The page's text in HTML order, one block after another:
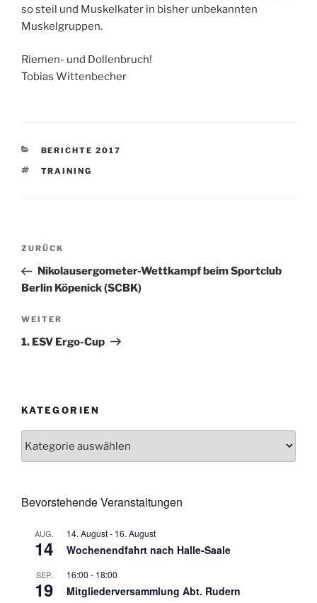
so steil und Muskelkater in bisher unbekannten
Muskelgruppen.
Riemen- und Dollenbruch!
Tobias Wittenbecher
KATEGORIEN
BERICHTE 2017
SCHLAGWÖRTER
TRAINING
Beitragsnavigation
Vorheriger
Beitrag
ZURÜCK
Nikolausergometer-Wettkampf beim Sportclub
Berlin Köpenick (SCBK)
Nächster
Beitrag
WEITER
1. ESV Ergo-Cup
KATEGORIEN
Bevorstehende Veranstaltungen
AUG.
14
14. August- 16. August
Wochenendfahrt nach Halle-Saale
SEP.
19
16:00 - 18:00
Mitgliederversammlung Abt. Rudern